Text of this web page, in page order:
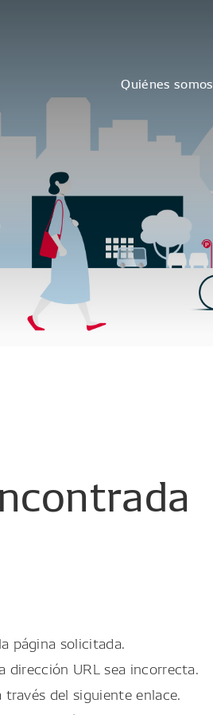
Quiénes somos
página solicitada.
dirección URL sea incorrecta.
del siguiente enlace.